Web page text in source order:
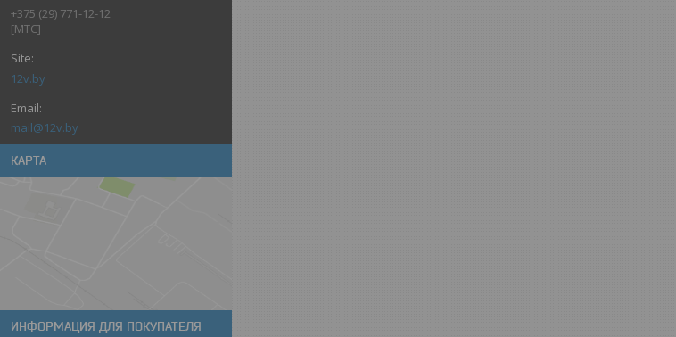
+375 (29) 771-12-12
[МТС]
12v.by
mail@12v.by
КАРТА
ИНФОРМАЦИЯ ДЛЯ ПОКУПАТЕЛЯ